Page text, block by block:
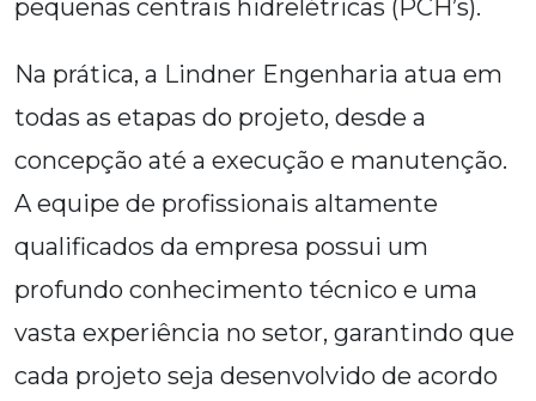
pequenas centrais hidrelétricas (PCH’s).
Na prática, a Lindner Engenharia atua em
todas as etapas do projeto, desde a
concepção até a execução e manutenção.
A equipe de profissionais altamente
qualificados da empresa possui um
profundo conhecimento técnico e uma
vasta experiência no setor, garantindo que
cada projeto seja desenvolvido de acordo